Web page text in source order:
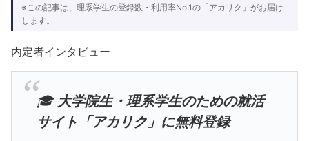
※この記事は、理系学生の登録数・利用率No.1の「アカリク」がお届け
します。
内定者インタビュー
🎓 大学院生・理系学生のための就活
サイト「アカリク」に無料登録